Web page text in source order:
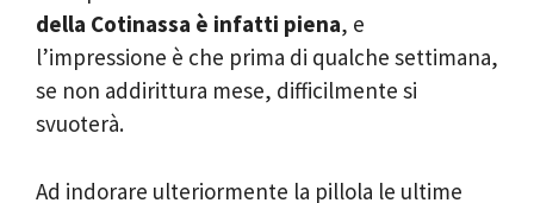
della Cotinassa è infatti piena, e
l’impressione è che prima di qualche settimana,
se non addirittura mese, difficilmente si
svuoterà.
Ad indorare ulteriormente la pillola le ultime